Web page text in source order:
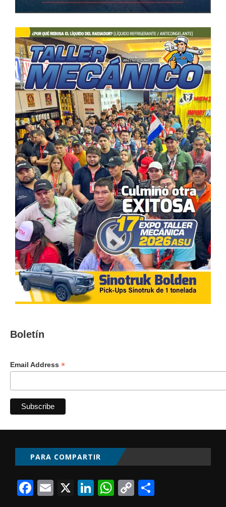
Boletín
Email Address *
PARA COMPARTIR
Facebook
Email
X LinkedIn
WhatsApp
Copy